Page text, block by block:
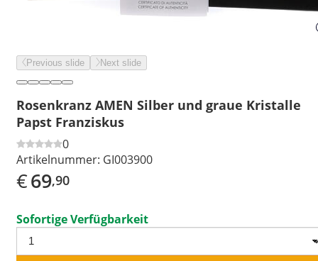
Previous slide Next slide
Rosenkranz AMEN Silber und graue Kristalle
Papst Franziskus
0
Artikelnummer: GI003900
€69,90
Sofortige Verfügbarkeit